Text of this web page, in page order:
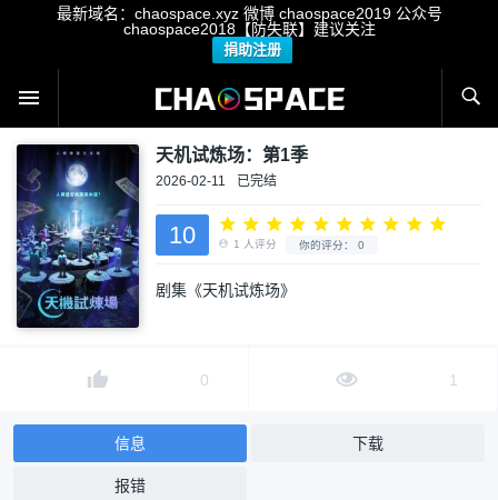
最新域名：chaospace.xyz 微博 chaospace2019 公众号
chaospace2018【防失联】建议关注
捐助注册
天机试炼场：第1季
2026-02-11 已完结
10
剧集《天机试炼场》
0 1
信息 下载
报错